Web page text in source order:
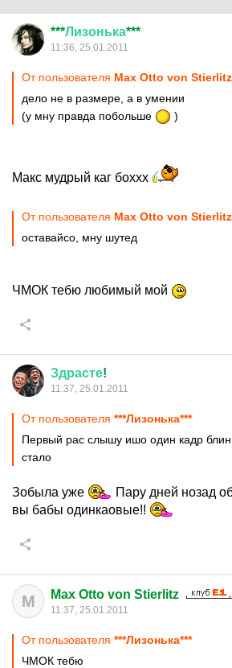
***Лизонька***
11:36, 25.01.2011
От пользователя Max Otto von Stierlitz
дело не в размере, а в умении
(у мну правда побольше
)
Макс мудрый каг боххх
От пользователя Max Otto von Stierlitz
оставайсо, мну шутед
ЧМОК тебю любимый мой
Здрасте!
11:37, 25.01.2011
От пользователя ***Лизонька***
Первый рас слышу ишо один кадр
стало
Зобыла уже Пару дней нозад
вы бабы одинкаовые!!
M Max Otto von Stierlitz
11:37, 25.01.2011
От пользователя ***Лизонька***
ЧМОК тебю